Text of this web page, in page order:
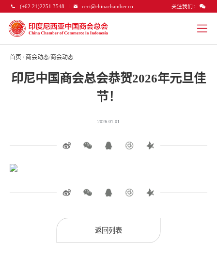
(+62 21)2251 3548 ccci@chinachamber.co 关注我们：
首页 / 商会动态/商会动态
印尼中国商会总会恭贺2026年元旦佳
节！
2026.01.01
返回列表